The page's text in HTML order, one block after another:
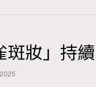
斑妝」持